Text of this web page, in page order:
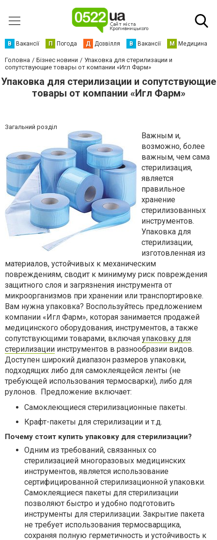
В Вакансії П Погода Д Дозвілля В Вакансії М Медицина
Головна Бізнес новини
Упаковка для стерилизации и
сопутствующие товары от компании «Игл Фарм»
Упаковка для стерилизации и сопутствующие
товары от компании «Игл Фарм»
Загальний розділ
Важным и,
возможно, более
важным, чем сама
стерилизация,
является
правильное
хранение
стерилизованных
инструментов.
Упаковка для
стерилизации,
изготовленная из
материалов, устойчивых к механическим
повреждениям, сводит к минимуму риск повреждения
защитного слоя и загрязнения инструмента от
микроорганизмов при хранении или транспортировке.
Вам нужна упаковка? Воспользуйтесь предложением
компании «Игл Фарм», которая занимается продажей
медицинского оборудования, инструментов, а также
сопутствующими товарами, включая упаковку для
стерилизации инструментов в разнообразии видов.
Доступен широкий диапазон размеров упаковки,
подходящих либо для самоклеящейся ленты (не
требующей использования термосварки), либо для
рулонов. Предложение включает:
Самоклеющиеся стерилизационные пакеты.
Крафт-пакеты для стерилизации и т.д.
Почему стоит купить упаковку для стерилизации?
Одним из требований, связанных со
стерилизацией многоразовых медицинских
инструментов, является использование
сертифицированной стерилизационной упаковки.
Самоклеящиеся пакеты для стерилизации
позволяют быстро и удобно подготовить
инструменты для стерилизации. Закрытие пакета
не требует использования термосварщика,
сохраняя полную герметичность и устойчивость к